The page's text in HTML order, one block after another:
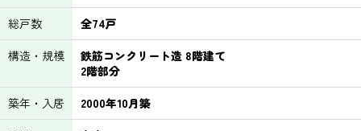
総戸数
全74戸
構造・規模
鉄筋コンクリート造 8階建て
2階部分
築年・入居
2000年10月築